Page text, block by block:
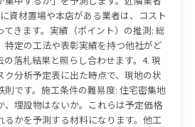
資材置場や本店がある業者は、コスト
きます。実績（ポイント）の推測: 総
特定の工法や表彰実績を持つ他社がど
の落札結果と照らし合わせます。4. 現
分析予定表に出た時点で、現地の状
です。施工条件の難易度: 住宅密集地
、埋設物はないか。これらは予定価格
るかを予測する材料になります。他工